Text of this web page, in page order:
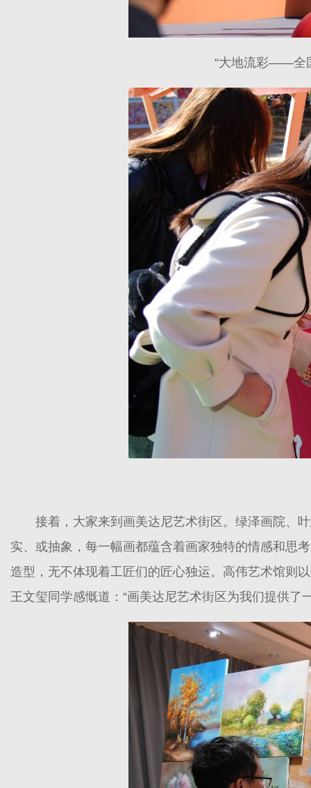
“大地流彩——全
接着，大家来到画美达尼艺术街区。绿泽画院、
实、或抽象，每一幅画都蕴含着画家独特的情感和思
造型，无不体现着工匠们的匠心独运。高伟艺术馆则
王文玺同学感慨道：“画美达尼艺术街区为我们提供